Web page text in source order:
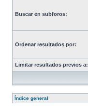
Buscar en subforos:
Ordenar resultados por:
Limitar resultados previos a:
Índice general